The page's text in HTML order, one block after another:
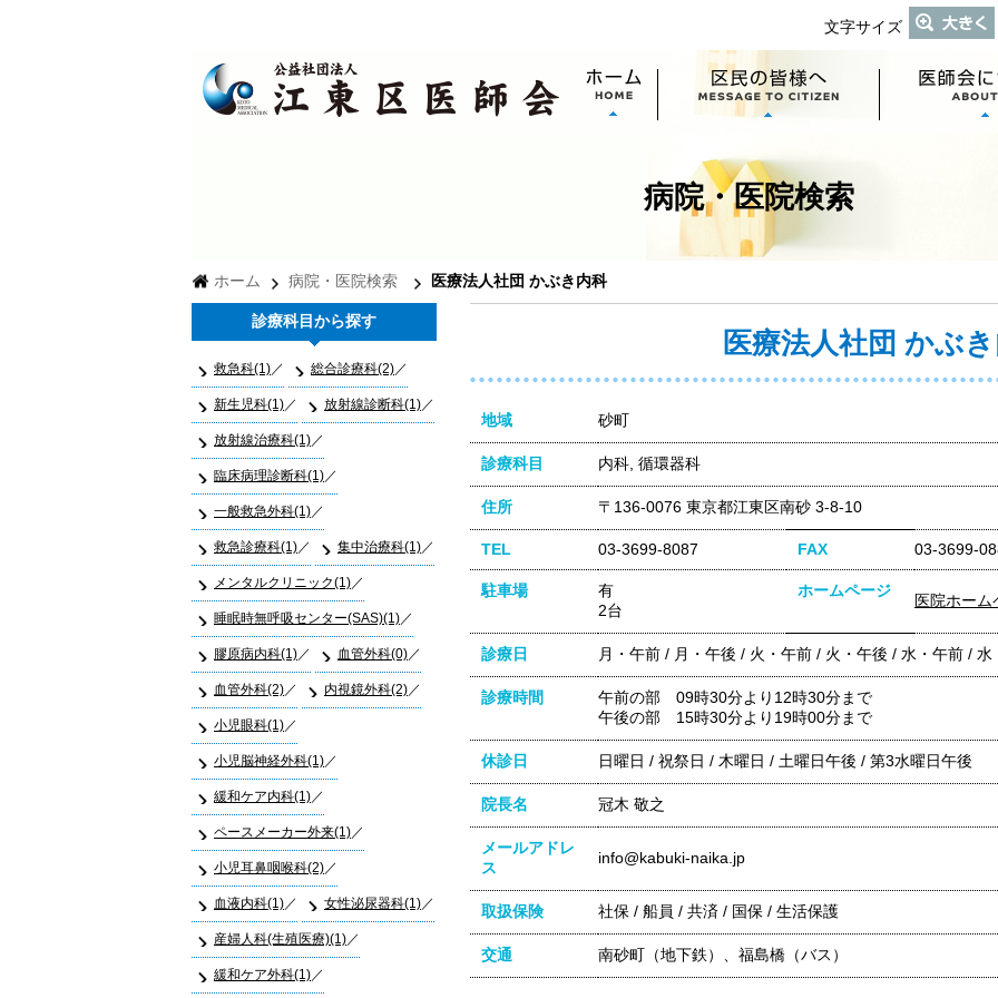
文字サイズ
病院・医院検索
ホーム 病院・医院検索 医療法人社団 かぶき内科
診療科目から探す
救急科(1) 総合診療科(2)
新生児科(1) 放射線診断科(1)
放射線治療科(1)
臨床病理診断科(1)
一般救急外科(1)
救急診療科(1) 集中治療科(1)
メンタルクリニック(1)
睡眠時無呼吸センター(SAS)(1)
膠原病内科(1) 血管外科(0)
血管外科(2) 内視鏡外科(2)
小児眼科(1)
小児脳神経外科(1)
緩和ケア内科(1)
ペースメーカー外来(1)
小児耳鼻咽喉科(2)
血液内科(1) 女性泌尿器科(1)
産婦人科(生殖医療)(1)
緩和ケア外科(1)
医療法人社団 かぶ
地域 砂町
診療科目 内科, 循環器科
住所 〒136-0076 東京都江東区南砂 3-8-10
TEL 03-3699-8087 FAX 03-3699-
駐車場
有
2台
ホームページ
医院ホー
診療日 月・午前 / 月・午後 / 火・午前 / 火・午後 / 水・午前 /
診療時間
午前の部 09時30分より12時30分まで
午後の部 15時30分より19時00分まで
休診日 日曜日 / 祝祭日 / 木曜日 / 土曜日午後 / 第3水曜日午後
院長名 冠木 敬之
メールアドレ
ス
info@kabuki-naika.jp
取扱保険 社保 / 船員 / 共済 / 国保 / 生活保護
交通 南砂町（地下鉄）、福島橋（バス）